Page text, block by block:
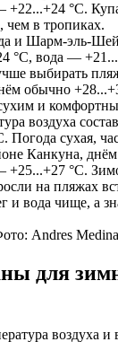
+22...+24 °C.
чем в тропиках.
и Шарм-эль-
°C, вода —
выбирать
обычно
и
воздуха
сухая,
Канкуна, днём
°C.
на пляжах
и вода чище, а
Andres
для
воздуха